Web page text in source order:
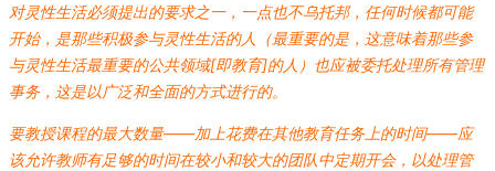
对灵性生活必须提出的要求之一，一点也不乌托邦，任何时候都可能
开始，是那些积极参与灵性生活的人（最重要的是，这意味着那些参
与灵性生活最重要的公共领域[即教育]的人）也应被委托处理所有管理
事务，这是以广泛和全面的方式进行的。
要教授课程的最大数量——加上花费在其他教育任务上的时间——应
该允许教师有足够的时间在较小和较大的团队中定期开会，以处理管